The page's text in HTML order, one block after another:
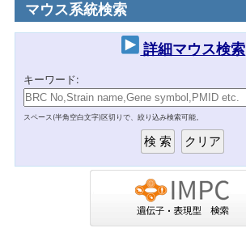
マウス系統検索
詳細マウス検索
キーワード:
スペース(半角空白文字)区切りで、絞り込み検索可能。